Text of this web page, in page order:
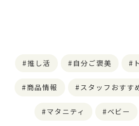
推し活 自分ご褒美
商品情報 スタッフおすす
マタニティ ベビー